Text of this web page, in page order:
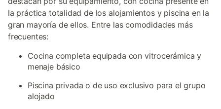
la práctica totalidad de los alojamientos y piscina en la
gran mayoría de ellos. Entre las comodidades más
frecuentes:
Cocina completa equipada con vitrocerámica y
menaje básico
Piscina privada o de uso exclusivo para el grupo
alojado